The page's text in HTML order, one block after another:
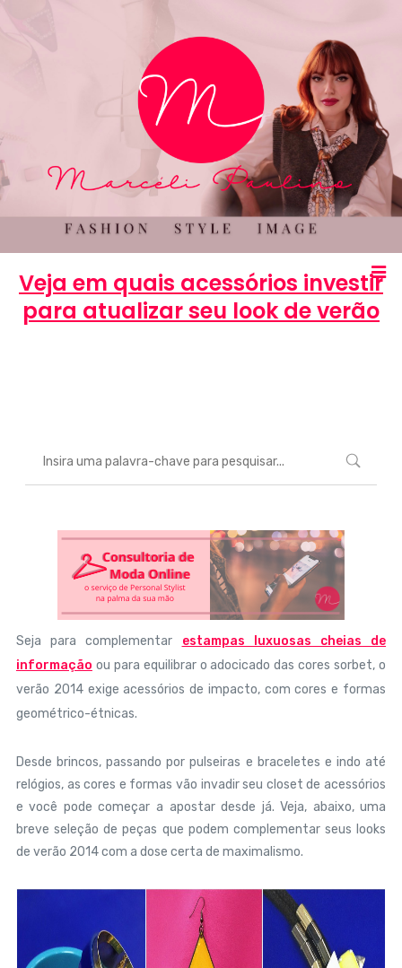
Veja em quais acessórios investir
para atualizar seu look de verão
Seja para complementar estampas luxuosas cheias de
informação ou para equilibrar o adocicado das cores sorbet, o
verão 2014 exige acessórios de impacto, com cores e formas
geométrico-étnicas.
Desde brincos, passando por pulseiras e braceletes e indo até
relógios, as cores e formas vão invadir seu closet de acessórios
e você pode começar a apostar desde já. Veja, abaixo, uma
breve seleção de peças que podem complementar seus looks
de verão 2014 com a dose certa de maximalismo.